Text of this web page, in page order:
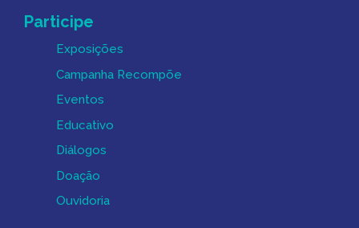
Participe
Exposições
Campanha Recompõe
Eventos
Educativo
Diálogos
Doação
Ouvidoria